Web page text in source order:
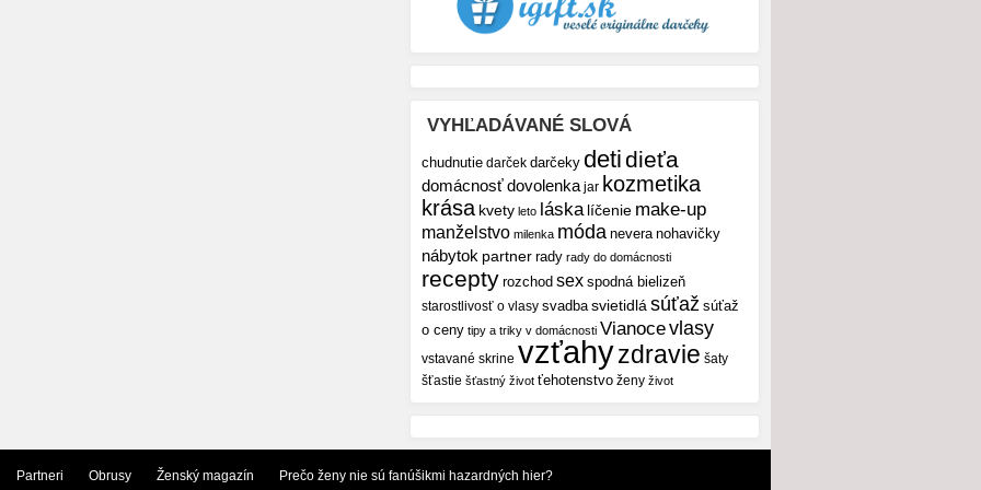
VYHĽADÁVANÉ SLOVÁ
chudnutie darček darčeky detidieťa
domácnosťdovolenka jar kozmetika
krása kvety leto láska líčenie make-up
manželstvo milenka móda nevera nohavičky
nábytok partner rady rady do domácnosti
recepty rozchod sex spodná bielizeň
starostlivosť o vlasy svadba svietidlá súťaž súťaž
o ceny tipy a triky v domácnosti Vianocevlasy
vstavané skrine vzťahyzdravie šaty
šťastie šťastný život ťehotenstvo ženy život
Partneri Obrusy Ženský magazín Prečo ženy nie sú fanúšikmi hazardných hier?